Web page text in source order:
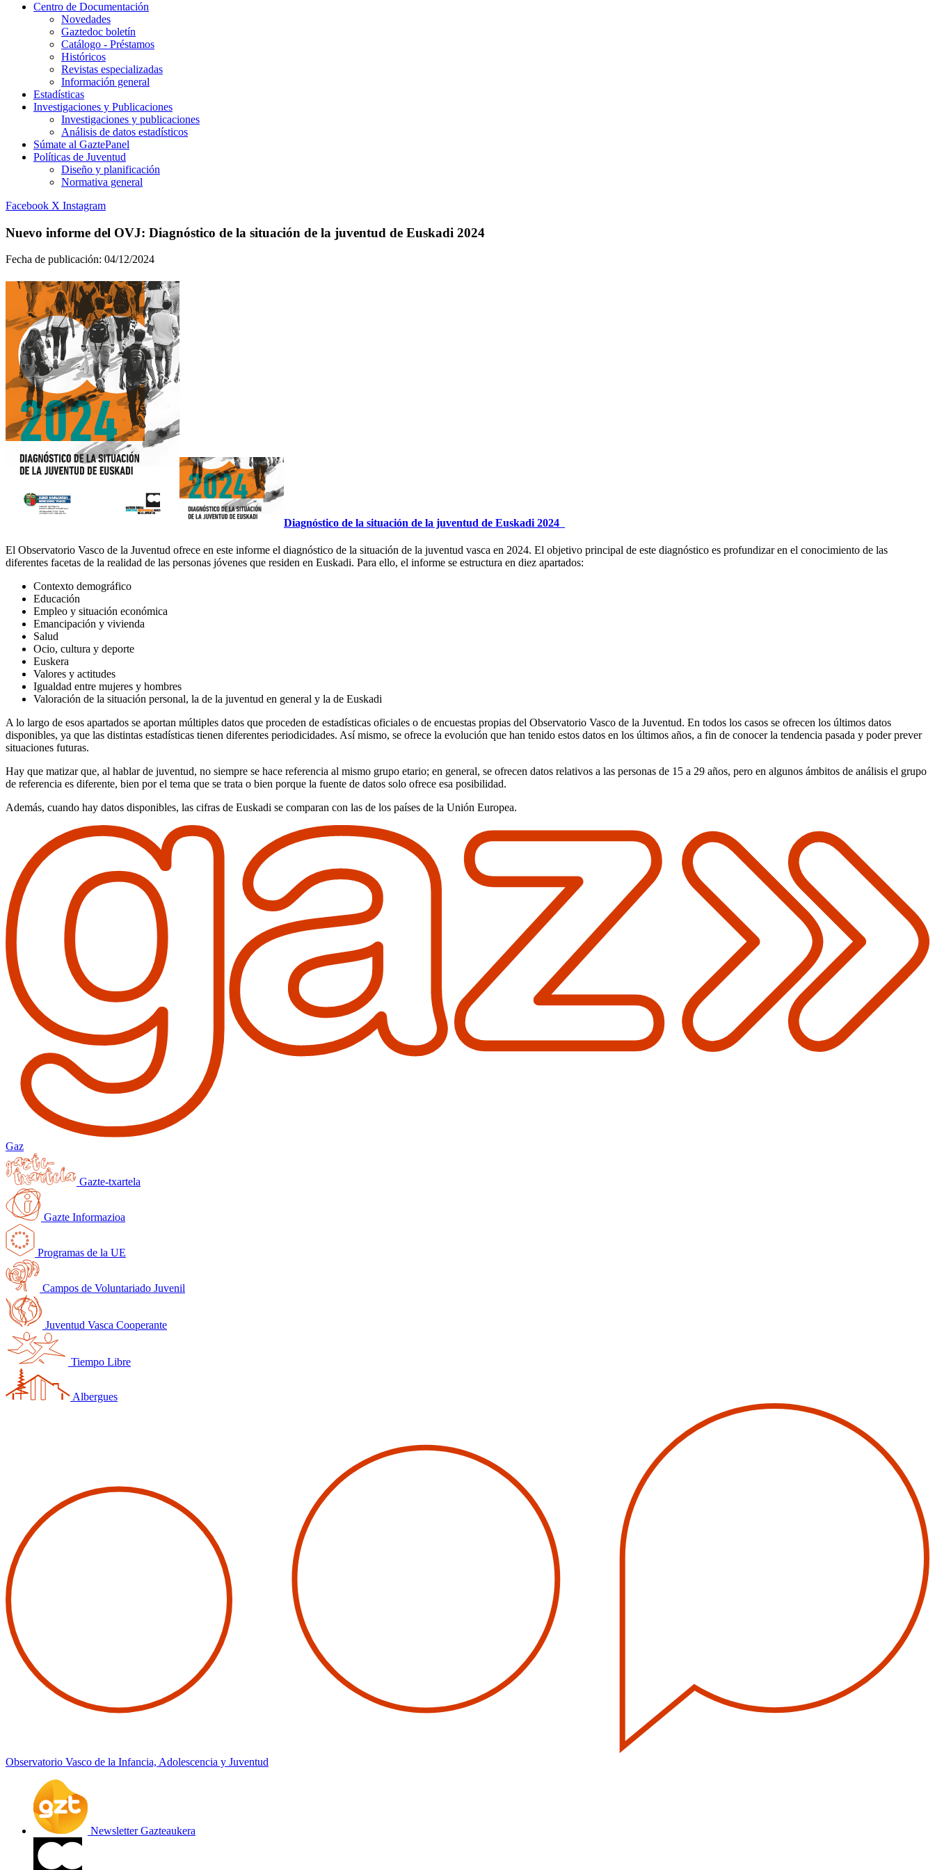
Centro de Documentación
Novedades
Gaztedoc boletín
Catálogo - Préstamos
Históricos
Revistas especializadas
Información general
Estadísticas
Investigaciones y Publicaciones
Investigaciones y publicaciones
Análisis de datos estadísticos
Súmate al GaztePanel
Políticas de Juventud
Diseño y planificación
Normativa general
Facebook X Instagram
Nuevo informe del OVJ: Diagnóstico de la situación de la juventud de Euskadi 2024
Fecha de publicación: 04/12/2024
Diagnóstico de la situación de la juventud de Euskadi 2024
El Observatorio Vasco de la Juventud ofrece en este informe el diagnóstico de la situación de la juventud vasca en 2024. El objetivo principal de este diagnóstico es profundizar en el conocimiento de las
diferentes facetas de la realidad de las personas jóvenes que residen en Euskadi. Para ello, el informe se estructura en diez apartados:
Contexto demográfico
Educación
Empleo y situación económica
Emancipación y vivienda
Salud
Ocio, cultura y deporte
Euskera
Valores y actitudes
Igualdad entre mujeres y hombres
Valoración de la situación personal, la de la juventud en general y la de Euskadi
A lo largo de esos apartados se aportan múltiples datos que proceden de estadísticas oficiales o de encuestas propias del Observatorio Vasco de la Juventud. En todos los casos se ofrecen los últimos datos
disponibles, ya que las distintas estadísticas tienen diferentes periodicidades. Así mismo, se ofrece la evolución que han tenido estos datos en los últimos años, a fin de conocer la tendencia pasada y poder prever
situaciones futuras.
Hay que matizar que, al hablar de juventud, no siempre se hace referencia al mismo grupo etario; en general, se ofrecen datos relativos a las personas de 15 a 29 años, pero en algunos ámbitos de análisis el grupo
de referencia es diferente, bien por el tema que se trata o bien porque la fuente de datos solo ofrece esa posibilidad.
Además, cuando hay datos disponibles, las cifras de Euskadi se comparan con las de los países de la Unión Europea.
Gaz
Gazte-txartela
Gazte Informazioa
Programas de la UE
Campos de Voluntariado Juvenil
Juventud Vasca Cooperante
Tiempo Libre
Albergues
Observatorio Vasco de la Infancia, Adolescencia y Juventud
Newsletter Gazteaukera